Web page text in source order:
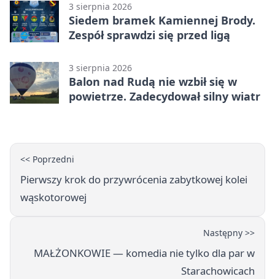
3 sierpnia 2026
Siedem bramek Kamiennej Brody.
Zespół sprawdzi się przed ligą
3 sierpnia 2026
Balon nad Rudą nie wzbił się w
powietrze. Zadecydował silny wiatr
<< Poprzedni
Pierwszy krok do przywrócenia zabytkowej kolei
wąskotorowej
Następny >>
MAŁŻONKOWIE — komedia nie tylko dla par w
Starachowicach